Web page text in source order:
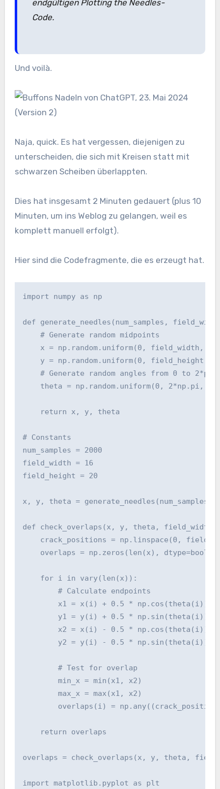
endgültigen Plotting the Needles-
Code.
Und voilà.
Naja, quick. Es hat vergessen, diejenigen zu
unterscheiden, die sich mit Kreisen statt mit
schwarzen Scheiben überlappten.
Dies hat insgesamt 2 Minuten gedauert (plus 10
Minuten, um ins Weblog zu gelangen, weil es
komplett manuell erfolgt).
Hier sind die Codefragmente, die es erzeugt hat.
import numpy as np
def generate_needles(num_samples,
    # Generate random midpoints
x = np.random.uniform(0, field_width,
y = np.random.uniform(0, field_height,
    # Generate random angles from 0 to 2*pi
theta = np.random.uniform(0, 2*np.pi,
    return x, y, theta
# Constants
num_samples = 2000
field_width = 16
field_height = 20
x, y, theta =
def check_overlaps(x, y, theta, field_width,
crack_positions = np.linspace(0,
    overlaps = np.zeros(len(x), dtype=bool)
    for i in vary(len(x)):
        # Calculate endpoints
        x1 = x(i) + 0.5 * np.cos(theta(i))
        y1 = y(i) + 0.5 * np.sin(theta(i))
        x2 = x(i) - 0.5 * np.cos(theta(i))
        y2 = y(i) - 0.5 * np.sin(theta(i))
        # Test for overlap
        min_x = min(x1, x2)
        max_x = max(x1, x2)
overlaps(i) =
    return overlaps
overlaps = check_overlaps(x, y, theta,
import matplotlib.pyplot as plt